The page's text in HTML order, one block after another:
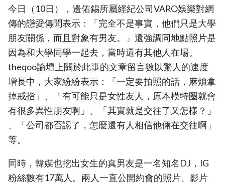
今日（10日），邊佑錫所屬經紀公司VARO娛樂對網
傳的戀愛傳聞表示：「完全不是事實，他們只是大學
朋友關係，而且對象有男友。」還強調同地點照片是
因為和大學同學一起去，當時還有其他人在場。
theqoo論壇上關於此事的文章留言數以驚人的速度
增長中，大家紛紛表示：「一定要拍照的話，麻煩拿
掉戒指」、「有可能只是女性友人，原本模特圈就會
有很多異性朋友啊」、「其實就是交往了又怎樣？」
、「公司都否認了，怎麼還有人相信他倆在交往啊」
等。
同時，韓媒也挖出女生的真男友是一名知名DJ，IG
粉絲數有17萬人。兩人一直公開約會的照片、影片